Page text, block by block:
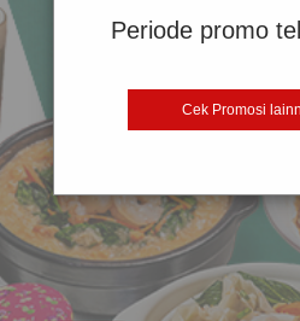
Periode promo
Cek Promosi